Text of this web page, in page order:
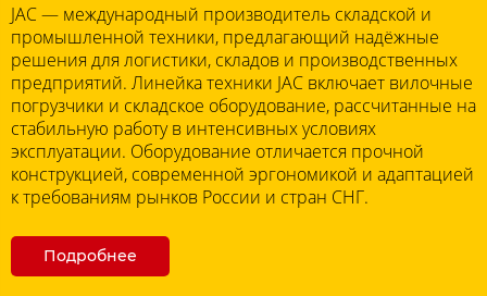
JAC — международный производитель складской и
промышленной техники, предлагающий надёжные
решения для логистики, складов и производственных
предприятий. Линейка техники JAC включает вилочные
погрузчики и складское оборудование, рассчитанные на
стабильную работу в интенсивных условиях
эксплуатации. Оборудование отличается прочной
конструкцией, современной эргономикой и адаптацией
к требованиям рынков России и стран СНГ.
Подробнее